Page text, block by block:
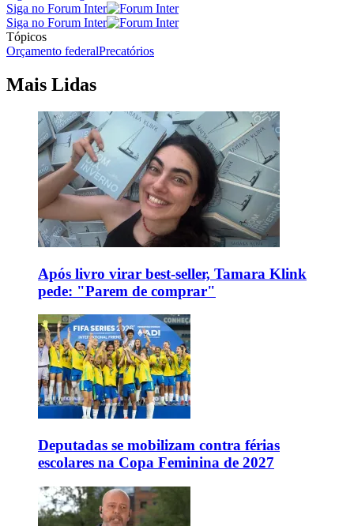
Siga no Forum Inter
Siga no Forum Inter
Tópicos
Orçamento federalPrecatórios
Mais Lidas
Após livro virar best-seller, Tamara Klink
pede: "Parem de comprar"
Deputadas se mobilizam contra férias
escolares na Copa Feminina de 2027